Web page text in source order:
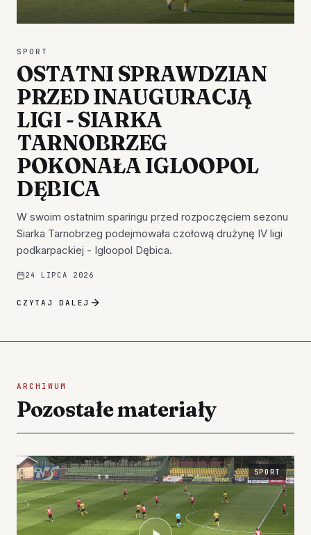
SPORT
OSTATNI SPRAWDZIAN
PRZED INAUGURACJĄ
LIGI - SIARKA
TARNOBRZEG
POKONAŁA IGLOOPOL
DĘBICA
W swoim ostatnim sparingu przed rozpoczęciem sezonu
Siarka Tarnobrzeg podejmowała czołową drużynę IV ligi
podkarpackiej - Igloopol Dębica.
24 LIPCA 2026
CZYTAJ DALEJ
ARCHIWUM
Pozostałe materiały
SPORT